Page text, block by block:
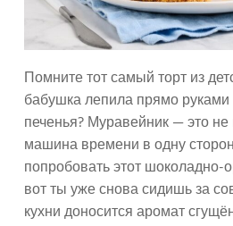
Помните тот самый торт из
бабушка лепила прямо
печенья? Муравейник — это не
машина времени в одну
попробовать этот шоколадно-
вот ты уже снова сидишь за
кухни доносится аромат